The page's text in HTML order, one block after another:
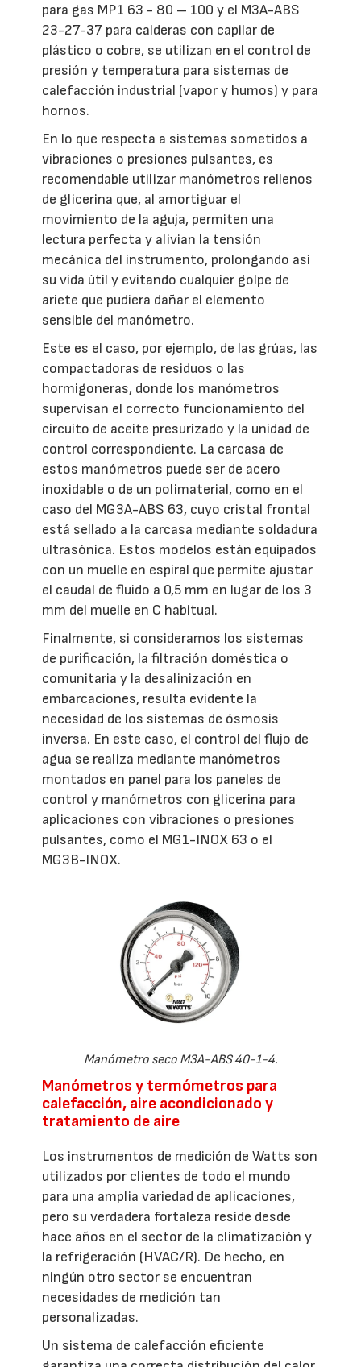
para gas MP1 63 - 80 – 100 y el M3A-ABS
23-27-37 para calderas con capilar de
plástico o cobre, se utilizan en el control de
presión y temperatura para sistemas de
calefacción industrial (vapor y humos) y para
hornos.
En lo que respecta a sistemas sometidos a
vibraciones o presiones pulsantes, es
recomendable utilizar manómetros rellenos
de glicerina que, al amortiguar el
movimiento de la aguja, permiten una
lectura perfecta y alivian la tensión
mecánica del instrumento, prolongando así
su vida útil y evitando cualquier golpe de
ariete que pudiera dañar el elemento
sensible del manómetro.
Este es el caso, por ejemplo, de las grúas, las
compactadoras de residuos o las
hormigoneras, donde los manómetros
supervisan el correcto funcionamiento del
circuito de aceite presurizado y la unidad de
control correspondiente. La carcasa de
estos manómetros puede ser de acero
inoxidable o de un polimaterial, como en el
caso del MG3A-ABS 63, cuyo cristal frontal
está sellado a la carcasa mediante soldadura
ultrasónica. Estos modelos están equipados
con un muelle en espiral que permite ajustar
el caudal de fluido a 0,5 mm en lugar de los 3
mm del muelle en C habitual.
Finalmente, si consideramos los sistemas
de purificación, la filtración doméstica o
comunitaria y la desalinización en
embarcaciones, resulta evidente la
necesidad de los sistemas de ósmosis
inversa. En este caso, el control del flujo de
agua se realiza mediante manómetros
montados en panel para los paneles de
control y manómetros con glicerina para
aplicaciones con vibraciones o presiones
pulsantes, como el MG1-INOX 63 o el
MG3B-INOX.
Manómetro seco M3A-ABS 40-1-4.
Manómetros y termómetros para
calefacción, aire acondicionado y
tratamiento de aire
Los instrumentos de medición de Watts son
utilizados por clientes de todo el mundo
para una amplia variedad de aplicaciones,
pero su verdadera fortaleza reside desde
hace años en el sector de la climatización y
la refrigeración (HVAC/R). De hecho, en
ningún otro sector se encuentran
necesidades de medición tan
personalizadas.
Un sistema de calefacción eficiente